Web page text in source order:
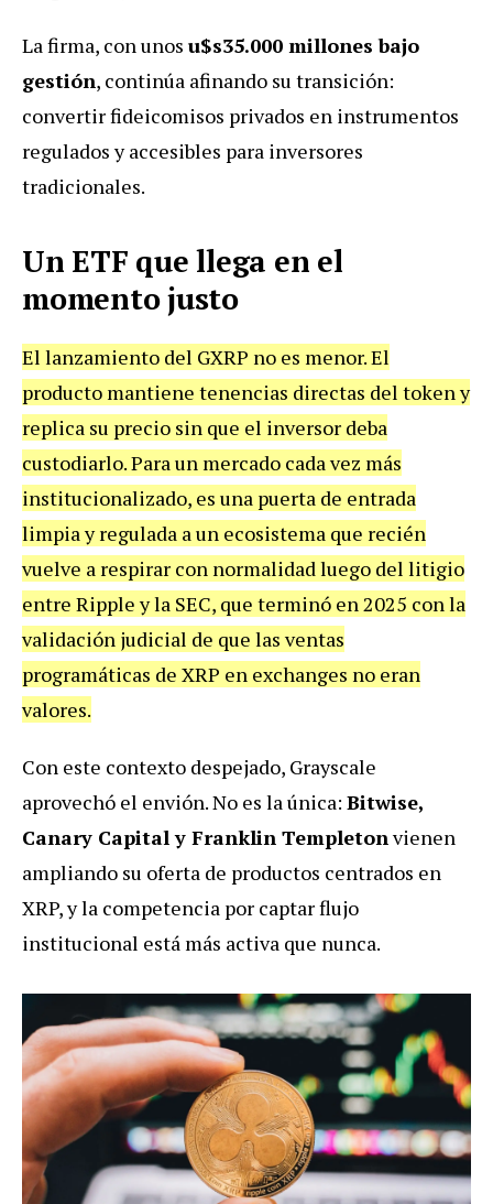
La firma, con unos u$s35.000 millones bajo
gestión, continúa afinando su transición:
convertir fideicomisos privados en instrumentos
regulados y accesibles para inversores
tradicionales.
Un ETF que llega en el
momento justo
El lanzamiento del GXRP no es menor. El
producto mantiene tenencias directas del token y
replica su precio sin que el inversor deba
custodiarlo. Para un mercado cada vez más
institucionalizado, es una puerta de entrada
limpia y regulada a un ecosistema que recién
vuelve a respirar con normalidad luego del litigio
entre Ripple y la SEC, que terminó en 2025 con la
validación judicial de que las ventas
programáticas de XRP en exchanges no eran
valores.
Con este contexto despejado, Grayscale
aprovechó el envión. No es la única: Bitwise,
Canary Capital y Franklin Templetonvienen
ampliando su oferta de productos centrados en
XRP, y la competencia por captar flujo
institucional está más activa que nunca.